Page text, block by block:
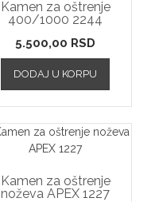
Kamen za oštrenje
400/1000 2244
5.500,00 RSD
DODAJ U KORPU
Kamen za oštrenje
noževa APEX 1227